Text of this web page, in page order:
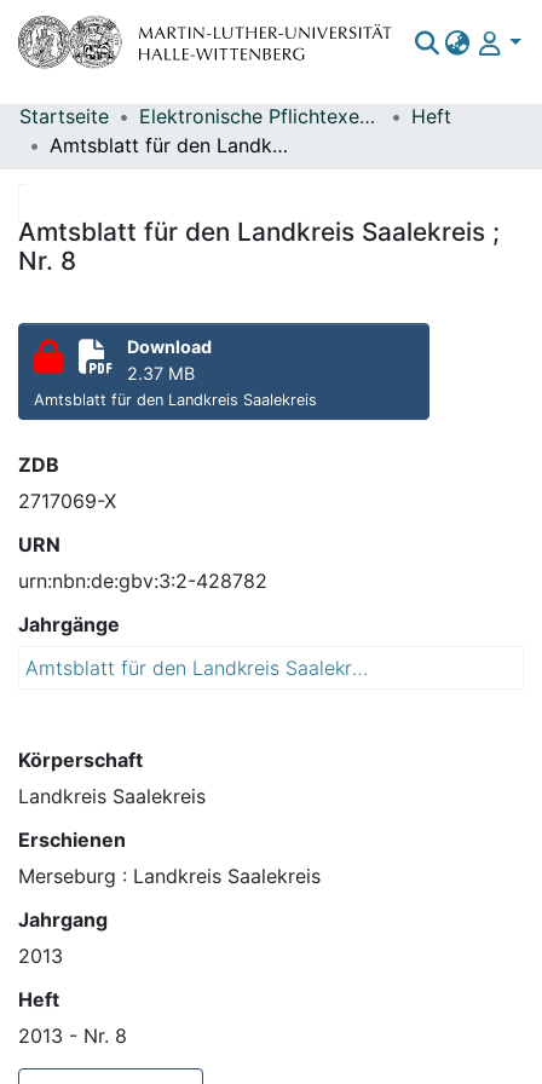
Bereiche & Sammlungen
Statistiken
Startseite Elektronische Pflichtexemplare
Heft
Amtsblatt für den Landkreis Saalekreis ; Nr. 8
Amtsblatt für den Landkreis Saalekreis ;
Nr. 8
Download
2.37 MB
Amtsblatt für den Landkreis Saalekreis
ZDB
2717069-X
URN
urn:nbn:de:gbv:3:2-428782
Jahrgänge
Amtsblatt für den Landkreis Saalekreis
Körperschaft
Landkreis Saalekreis
Erschienen
Merseburg : Landkreis Saalekreis
Jahrgang
2013
Heft
2013 - Nr. 8